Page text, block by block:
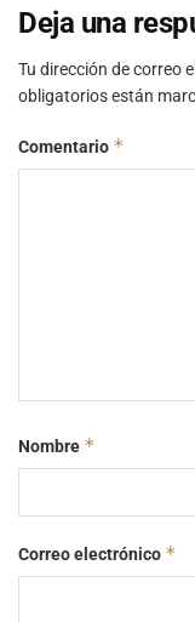
Deja una
Tu dirección de correo
obligatorios están
Comentario *
Nombre *
Correo electrónico *